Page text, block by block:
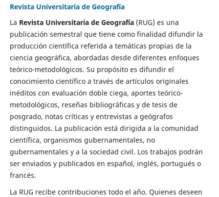
Revista Universitaria de Geografía
La Revista Universitaria de Geografía(RUG) es una
publicación semestral que tiene como finalidad difundir la
producción científica referida a temáticas propias de la
ciencia geográfica, abordadas desde diferentes enfoques
teórico-metodológicos. Su propósito es difundir el
conocimiento científico a través de artículos originales
inéditos con evaluación doble ciega, aportes teórico-
metodológicos, reseñas bibliográficas y de tesis de
posgrado, notas críticas y entrevistas a geógrafos
distinguidos. La publicación está dirigida a la comunidad
científica, organismos gubernamentales, no
gubernamentales y a la sociedad civil. Los trabajos podrán
ser enviados y publicados en español, inglés, portugués o
francés.
La RUG recibe contribuciones todo el año. Quienes deseen